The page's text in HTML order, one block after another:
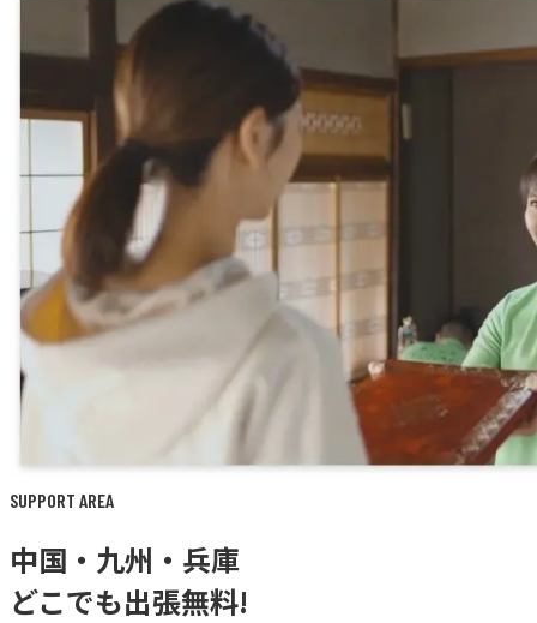
SUPPORT AREA
中国・九州・兵庫
どこでも出張無料!